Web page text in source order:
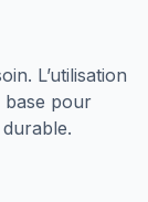
L’utilisation
base pour